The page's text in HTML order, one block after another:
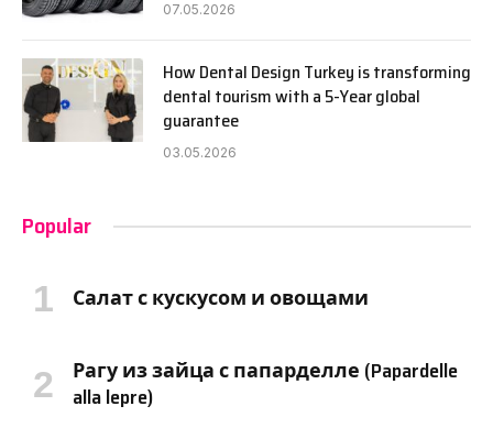
07.05.2026
How Dental Design Turkey is transforming
dental tourism with a 5-Year global
guarantee
03.05.2026
Popular
Салат с кускусом и овощами
Рагу из зайца с папарделле (Papardelle
alla lepre)